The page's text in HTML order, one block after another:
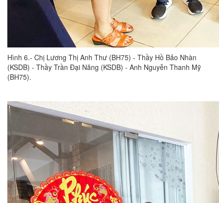
Hình 6.- Chị Lương Thị Anh Thư (BH75) - Thầy Hồ Bảo Nhàn
(KSDB) - Thầy Trần Đại Năng (KSDB) - Anh Nguyễn Thanh Mỹ
(BH75).